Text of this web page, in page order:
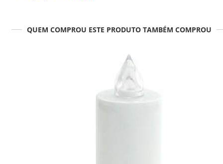
QUEM COMPROU ESTE PRODUTO TAMBÉM COMPROU